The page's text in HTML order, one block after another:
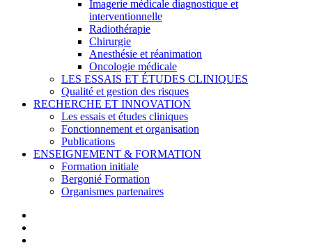
Imagerie médicale diagnostique et
interventionnelle
Radiothérapie
Chirurgie
Anesthésie et réanimation
Oncologie médicale
LES ESSAIS ET ÉTUDES CLINIQUES
Qualité et gestion des risques
RECHERCHE ET INNOVATION
Les essais et études cliniques
Fonctionnement et organisation
Publications
ENSEIGNEMENT & FORMATION
Formation initiale
Bergonié Formation
Organismes partenaires